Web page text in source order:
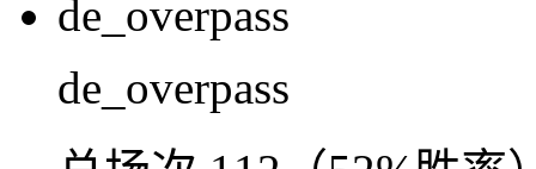
de_overpass